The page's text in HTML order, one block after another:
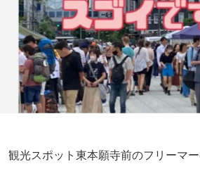
観光スポット東本願寺前のフリーマ